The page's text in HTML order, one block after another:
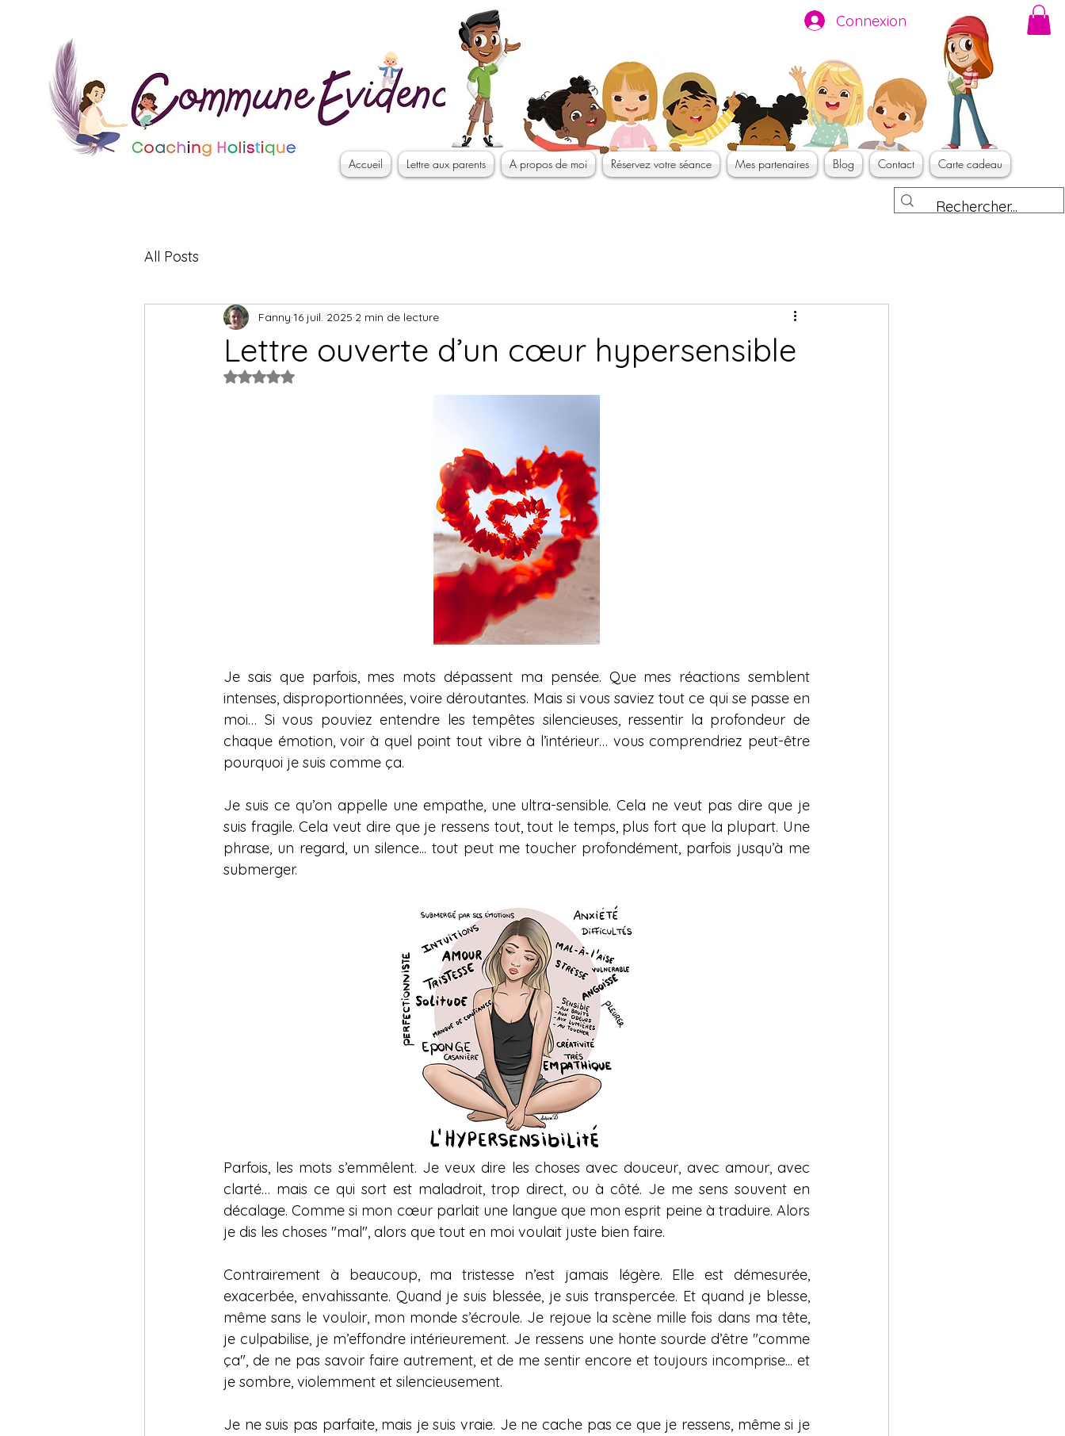
Connexion
Accueil Lettre aux parents A propos de moi Réservez votre séance Mes partenaires Blog Contact Carte cadeau
All Posts
Lettre ouverte d’un cœur hypersensible
Fanny 16 juil. 2025 2 min de lecture
Noté NaN étoiles sur 5.
Je sais que parfois, mes mots dépassent ma pensée. Que mes réactions semblent
intenses, disproportionnées, voire déroutantes. Mais si vous saviez tout ce qui se passe en
moi… Si vous pouviez entendre les tempêtes silencieuses, ressentir la profondeur de
chaque émotion, voir à quel point tout vibre à l’intérieur… vous comprendriez peut-être
pourquoi je suis comme ça.
Je suis ce qu’on appelle une empathe, une ultra-sensible. Cela ne veut pas dire que je
suis fragile. Cela veut dire que je ressens tout, tout le temps, plus fort que la plupart. Une
phrase, un regard, un silence... tout peut me toucher profondément, parfois jusqu’à me
submerger.
Parfois, les mots s’emmêlent. Je veux dire les choses avec douceur, avec amour, avec
clarté… mais ce qui sort est maladroit, trop direct, ou à côté. Je me sens souvent en
décalage. Comme si mon cœur parlait une langue que mon esprit peine à traduire. Alors
je dis les choses "mal", alors que tout en moi voulait juste bien faire.
Contrairement à beaucoup, ma tristesse n’est jamais légère. Elle est démesurée,
exacerbée, envahissante. Quand je suis blessée, je suis transpercée. Et quand je blesse,
même sans le vouloir, mon monde s’écroule. Je rejoue la scène mille fois dans ma tête,
je culpabilise, je m’effondre intérieurement. Je ressens une honte sourde d’être "comme
ça", de ne pas savoir faire autrement, et de me sentir encore et toujours incomprise... et
je sombre, violemment et silencieusement.
Je ne suis pas parfaite, mais je suis vraie. Je ne cache pas ce que je ressens, même si je